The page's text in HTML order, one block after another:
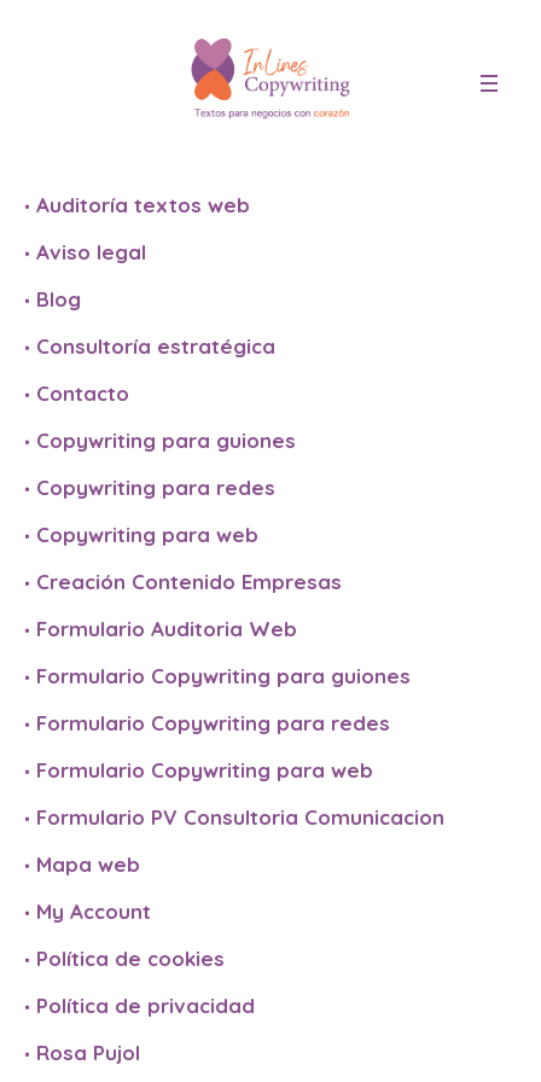
Mapa web
INICIO »MAPA WEB
Auditoría textos web
Aviso legal
Blog
Consultoría estratégica
Contacto
Copywriting para guiones
Copywriting para redes
Copywriting para web
Creación Contenido Empresas
Formulario Auditoria Web
Formulario Copywriting para guiones
Formulario Copywriting para redes
Formulario Copywriting para web
Formulario PV Consultoria Comunicacion
Mapa web
My Account
Política de cookies
Política de privacidad
Rosa Pujol